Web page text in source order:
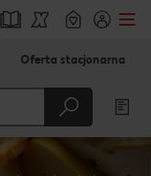
Oferta stacjonarna